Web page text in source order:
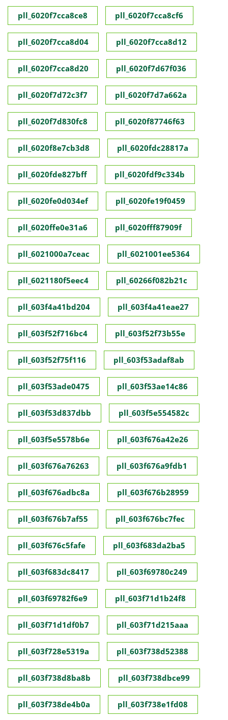
pll_6020f7cca8ce8 pll_6020f7cca8cf6
pll_6020f7cca8d04 pll_6020f7cca8d12
pll_6020f7cca8d20 pll_6020f7d67f036
pll_6020f7d72c3f7 pll_6020f7d7a662a
pll_6020f7d830fc8 pll_6020f87746f63
pll_6020f8e7cb3d8 pll_6020fdc28817a
pll_6020fde827bff pll_6020fdf9c334b
pll_6020fe0d034ef pll_6020fe19f0459
pll_6020ffe0e31a6 pll_6020fff87909f
pll_6021000a7ceac pll_6021001ee5364
pll_6021180f5eec4 pll_60266f082b21c
pll_603f4a41bd204 pll_603f4a41eae27
pll_603f52f716bc4 pll_603f52f73b55e
pll_603f52f75f116 pll_603f53adaf8ab
pll_603f53ade0475 pll_603f53ae14c86
pll_603f53d837dbb pll_603f5e554582c
pll_603f5e5578b6e pll_603f676a42e26
pll_603f676a76263 pll_603f676a9fdb1
pll_603f676adbc8a pll_603f676b28959
pll_603f676b7af55 pll_603f676bc7fec
pll_603f676c5fafe pll_603f683da2ba5
pll_603f683dc8417 pll_603f69780c249
pll_603f69782f6e9 pll_603f71d1b24f8
pll_603f71d1df0b7 pll_603f71d215aaa
pll_603f728e5319a pll_603f738d52388
pll_603f738d8ba8b pll_603f738dbce99
pll_603f738de4b0a pll_603f738e1fd08